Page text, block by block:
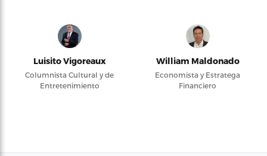
Luisito Vigoreaux
Columnista Cultural y de
Entretenimiento
William Maldonado
Economista y Estratega
Financiero